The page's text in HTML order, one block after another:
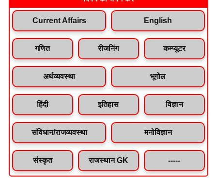
Current Affairs English
गणित रीजनिंग कम्प्यूटर
अर्थव्यवस्था भूगोल
हिंदी इतिहास विज्ञान
संविधान/राजव्यवस्था मनोविज्ञान
संस्कृत राजस्थान GK -----